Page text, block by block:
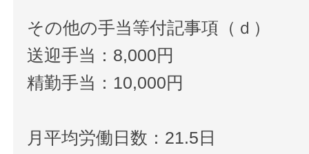
その他の手当等付記事項（ｄ）
送迎手当：8,000円
精勤手当：10,000円
月平均労働日数：21.5日